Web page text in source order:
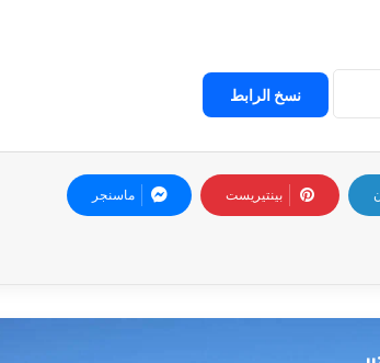
نسخ الرابط
بينتيريست ماسنجر